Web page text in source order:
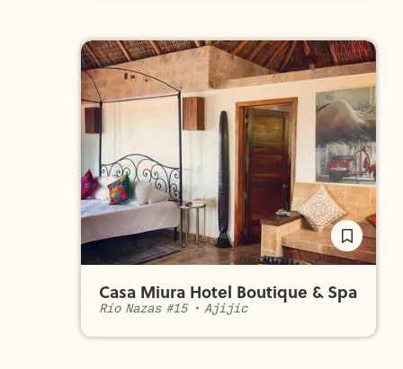
Casa Miura Hotel Boutique & Spa
Río Nazas #15• Ajijic